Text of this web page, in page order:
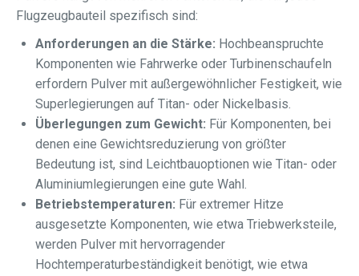
Flugzeugbauteil spezifisch sind:
Anforderungen an die Stärke: Hochbeanspruchte
Komponenten wie Fahrwerke oder Turbinenschaufeln
erfordern Pulver mit außergewöhnlicher Festigkeit, wie
Superlegierungen auf Titan- oder Nickelbasis.
Überlegungen zum Gewicht: Für Komponenten, bei
denen eine Gewichtsreduzierung von größter
Bedeutung ist, sind Leichtbauoptionen wie Titan- oder
Aluminiumlegierungen eine gute Wahl.
Betriebstemperaturen: Für extremer Hitze
ausgesetzte Komponenten, wie etwa Triebwerksteile,
werden Pulver mit hervorragender
Hochtemperaturbeständigkeit benötigt, wie etwa